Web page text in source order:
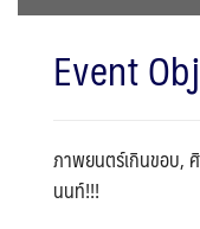
Event
ภาพยนตร์เกินขอบ,
นนท์!!!